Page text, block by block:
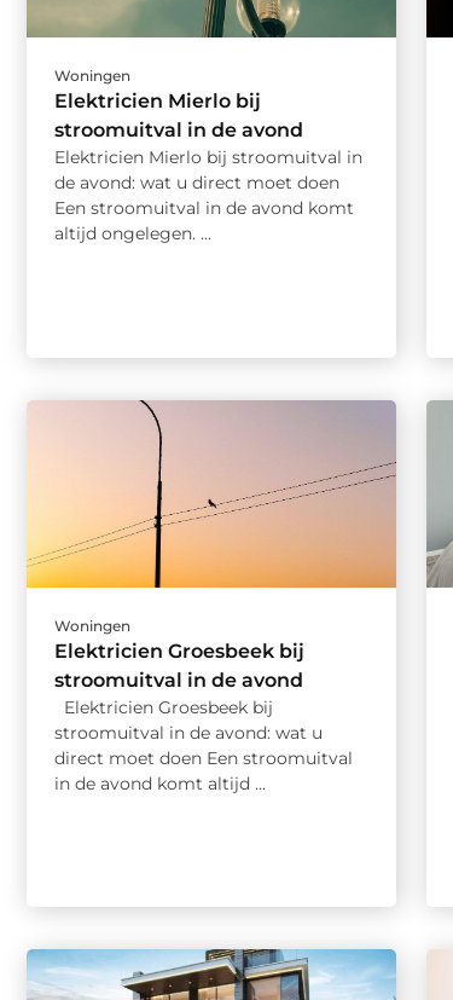
Woningen
Elektricien Mierlo bij
stroomuitval in de avond
Elektricien Mierlo bij stroomuitval in
de avond: wat u direct moet doen
Een stroomuitval in de avond komt
altijd ongelegen. ...
Woningen
Elektricien Groesbeek bij
stroomuitval in de avond
Elektricien Groesbeek bij
stroomuitval in de avond: wat u
direct moet doen Een stroomuitval
in de avond komt altijd ...